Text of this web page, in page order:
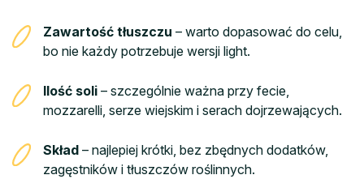
Zawartość tłuszczu – warto dopasować do celu,
bo nie każdy potrzebuje wersji light.
Ilość soli – szczególnie ważna przy fecie,
mozzarelli, serze wiejskim i serach dojrzewających.
Skład – najlepiej krótki, bez zbędnych dodatków,
zagęstników i tłuszczów roślinnych.